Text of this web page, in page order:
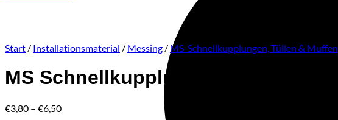
Start / Installationsmaterial / Messing / MS-Schnellkupplungen, Tüllen & Muffen
MS Schnellkupplung AG
€3,80 – €6,50Preisspanne: